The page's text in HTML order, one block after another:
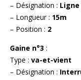
– Désignation :
– Longueur : 15m
– Position : 2
Gaine n°3 :
Type : va-et-vient
– Désignation :